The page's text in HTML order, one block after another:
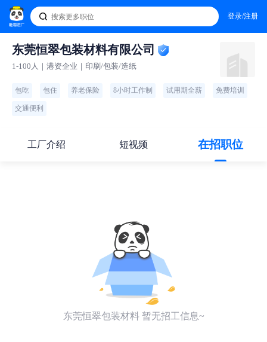
登录/注册
东莞恒翠包装材料有限公司
1-100人｜港资企业｜印刷/包装/造纸
包吃 包住 养老保险 8小时工作制 试用期全薪 免费培训
交通便利
工厂介绍 短视频 在招职位
东莞恒翠包装材料 暂无招工信息~